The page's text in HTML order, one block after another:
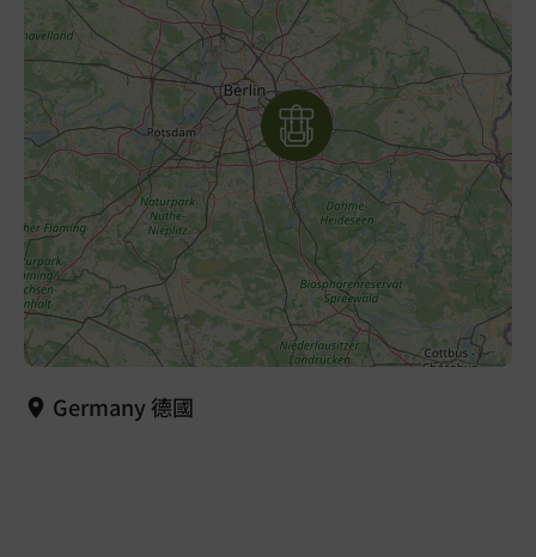
Germany 德國